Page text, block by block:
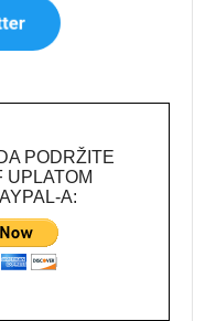
PODRŽITE
UPLATOM
A: